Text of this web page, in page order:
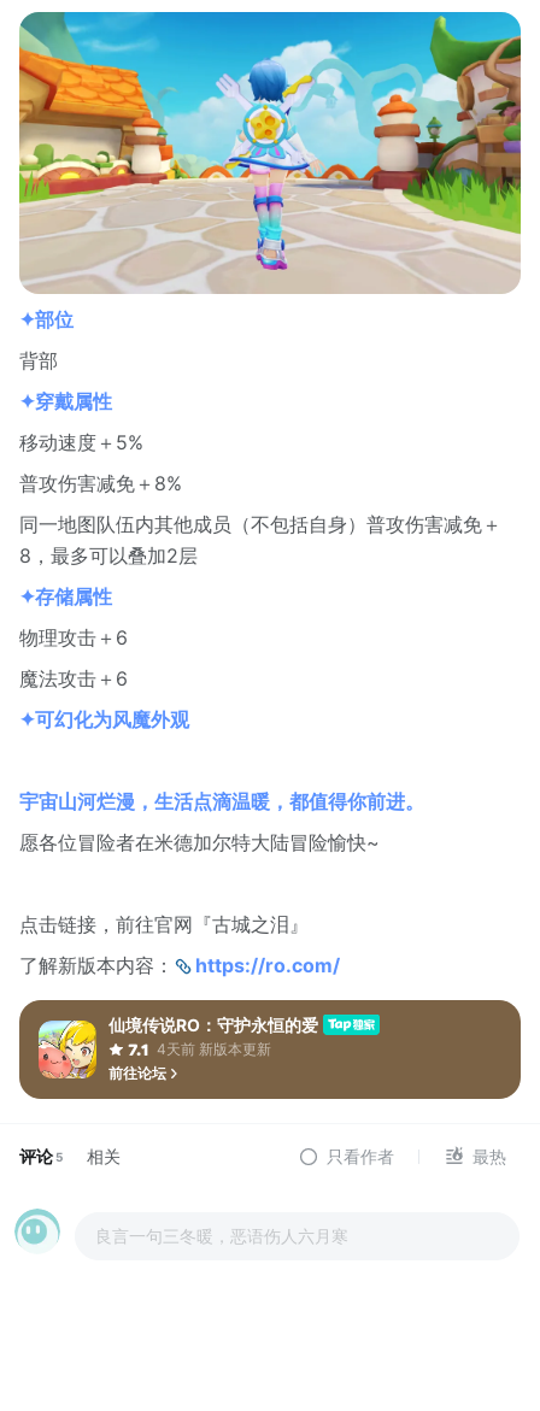
✦部位
背部
✦穿戴属性
移动速度＋5%
普攻伤害减免＋8%
同一地图队伍内其他成员（不包括自身）普攻伤害减免＋
8，最多可以叠加2层
✦存储属性
物理攻击＋6
魔法攻击＋6
✦可幻化为风魔外观
宇宙山河烂漫，生活点滴温暖，都值得你前进。
愿各位冒险者在米德加尔特大陆冒险愉快~
点击链接，前往官网『古城之泪』
了解新版本内容：
https://ro.com/
仙境传说RO：守护永恒的爱
7.1 4天前 新版本更新
前往论坛
评论5 相关 只看作者 最热
良言一句三冬暖，恶语伤人六月寒